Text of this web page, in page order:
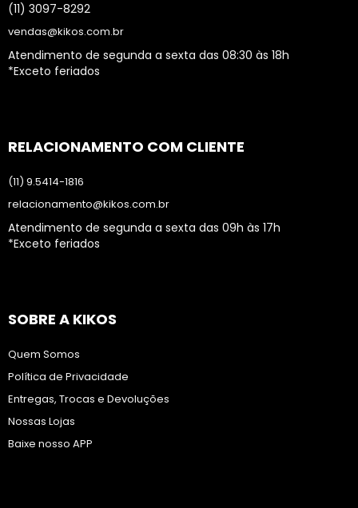
(11) 3097-8292
vendas@kikos.com.br
Atendimento de segunda a sexta das 08:30 às 18h
*Exceto feriados
RELACIONAMENTO COM CLIENTE
(11) 9.5414-1816
relacionamento@kikos.com.br
Atendimento de segunda a sexta das 09h às 17h
*Exceto feriados
SOBRE A KIKOS
Quem Somos
Política de Privacidade
Entregas, Trocas e Devoluções
Nossas Lojas
Baixe nosso APP